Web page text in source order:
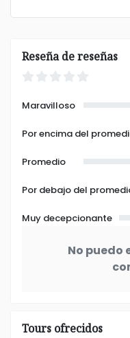
Reseña de reseñas
Maravilloso
Por encima del
Promedio
Por debajo del
Muy decepcionante
No puedo
Tours ofrecidos